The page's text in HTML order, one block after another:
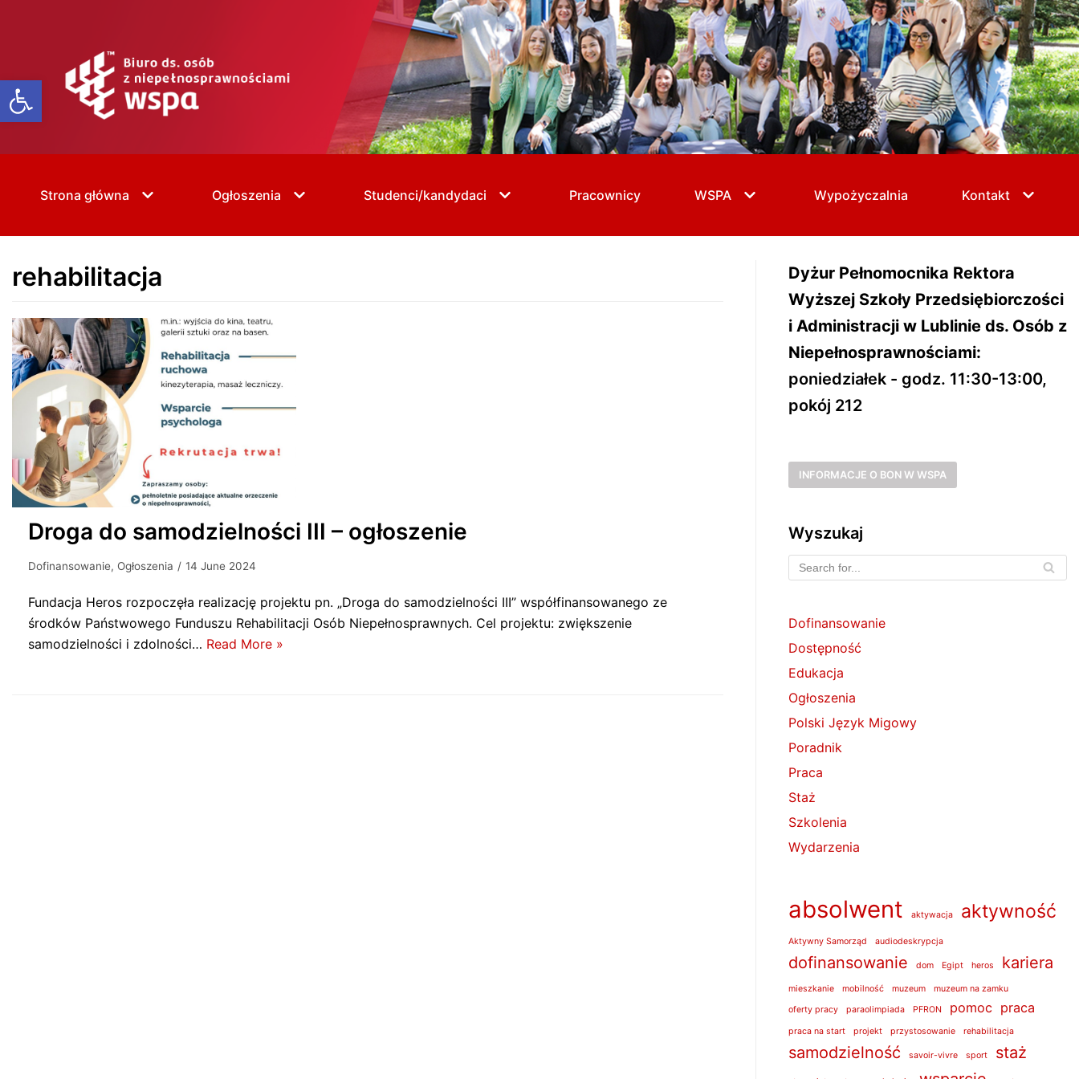
Open toolbar
Strona główna Ogłoszenia Studenci/kandydaci Pracownicy WSPA Wypożyczalnia Kontakt
rehabilitacja
Droga do samodzielności III – ogłoszenie
Dofinansowanie, Ogłoszenia 14 June 2024
Fundacja Heros rozpoczęła realizację projektu pn. „Droga do samodzielności III” współfinansowanego ze
środków Państwowego Funduszu Rehabilitacji Osób Niepełnosprawnych. Cel projektu: zwiększenie
samodzielności i zdolności… Read More »
Dyżur Pełnomocnika Rektora
Wyższej Szkoły Przedsiębiorczości
i Administracji w Lublinie ds. Osób z
Niepełnosprawnościami:
poniedziałek - godz. 11:30-13:00,
pokój 212
INFORMACJE O BON W WSPA
Wyszukaj
Dofinansowanie
Dostępność
Edukacja
Ogłoszenia
Polski Język Migowy
Poradnik
Praca
Staż
Szkolenia
Wydarzenia
absolwent aktywacja aktywność
Aktywny Samorząd audiodeskrypcja
dofinansowanie dom Egipt heros kariera
mieszkanie mobilność muzeum
muzeum na zamku
oferty pracy
paraolimpiada PFRON pomoc praca
praca na start projekt przystosowanie rehabilitacja
samodzielność savoir-vivre sport staż